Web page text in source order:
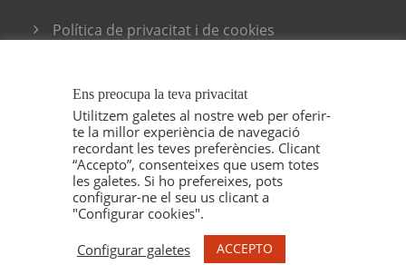
Política de privacitat i de cookies
COPYRIGHT 2021 ESPELT VITICULTORS, TOTS
ELS DRETS RESERVAT. IL·LUSTRACIONS MARU
Ens preocupa la teva privacitat
Utilitzem galetes al nostre web per oferir-
te la millor experiència de navegació
recordant les teves preferències. Clicant
“Accepto”, consenteixes que usem totes
les galetes. Si ho prefereixes, pots
configurar-ne el seu us clicant a
"Configurar cookies".
Configurar galetes
ACCEPTO